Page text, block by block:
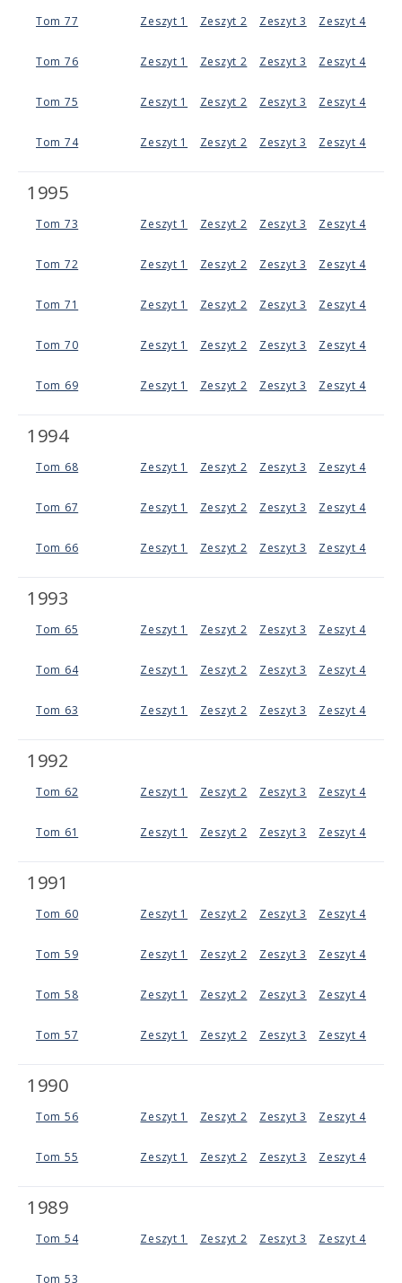
Tom 77 Zeszyt 1 Zeszyt 2 Zeszyt 3 Zeszyt 4
Tom 76 Zeszyt 1 Zeszyt 2 Zeszyt 3 Zeszyt 4
Tom 75 Zeszyt 1 Zeszyt 2 Zeszyt 3 Zeszyt 4
Tom 74 Zeszyt 1 Zeszyt 2 Zeszyt 3 Zeszyt 4
1995
Tom 73 Zeszyt 1 Zeszyt 2 Zeszyt 3 Zeszyt 4
Tom 72 Zeszyt 1 Zeszyt 2 Zeszyt 3 Zeszyt 4
Tom 71 Zeszyt 1 Zeszyt 2 Zeszyt 3 Zeszyt 4
Tom 70 Zeszyt 1 Zeszyt 2 Zeszyt 3 Zeszyt 4
Tom 69 Zeszyt 1 Zeszyt 2 Zeszyt 3 Zeszyt 4
1994
Tom 68 Zeszyt 1 Zeszyt 2 Zeszyt 3 Zeszyt 4
Tom 67 Zeszyt 1 Zeszyt 2 Zeszyt 3 Zeszyt 4
Tom 66 Zeszyt 1 Zeszyt 2 Zeszyt 3 Zeszyt 4
1993
Tom 65 Zeszyt 1 Zeszyt 2 Zeszyt 3 Zeszyt 4
Tom 64 Zeszyt 1 Zeszyt 2 Zeszyt 3 Zeszyt 4
Tom 63 Zeszyt 1 Zeszyt 2 Zeszyt 3 Zeszyt 4
1992
Tom 62 Zeszyt 1 Zeszyt 2 Zeszyt 3 Zeszyt 4
Tom 61 Zeszyt 1 Zeszyt 2 Zeszyt 3 Zeszyt 4
1991
Tom 60 Zeszyt 1 Zeszyt 2 Zeszyt 3 Zeszyt 4
Tom 59 Zeszyt 1 Zeszyt 2 Zeszyt 3 Zeszyt 4
Tom 58 Zeszyt 1 Zeszyt 2 Zeszyt 3 Zeszyt 4
Tom 57 Zeszyt 1 Zeszyt 2 Zeszyt 3 Zeszyt 4
1990
Tom 56 Zeszyt 1 Zeszyt 2 Zeszyt 3 Zeszyt 4
Tom 55 Zeszyt 1 Zeszyt 2 Zeszyt 3 Zeszyt 4
1989
Tom 54 Zeszyt 1 Zeszyt 2 Zeszyt 3 Zeszyt 4
Tom 53